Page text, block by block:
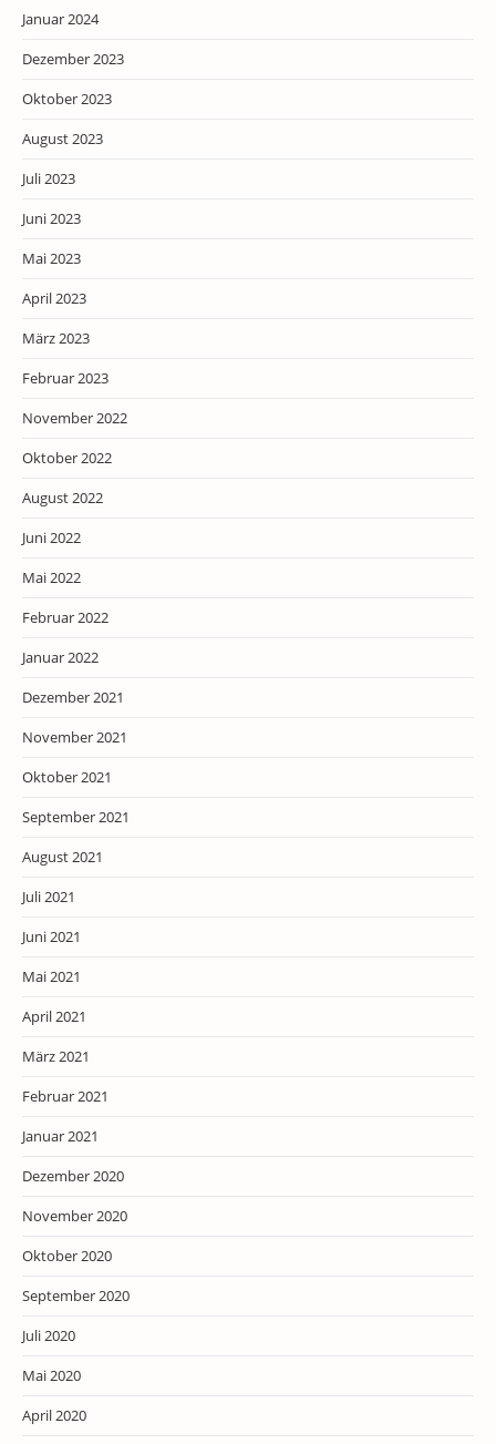
Januar 2024
Dezember 2023
Oktober 2023
August 2023
Juli 2023
Juni 2023
Mai 2023
April 2023
März 2023
Februar 2023
November 2022
Oktober 2022
August 2022
Juni 2022
Mai 2022
Februar 2022
Januar 2022
Dezember 2021
November 2021
Oktober 2021
September 2021
August 2021
Juli 2021
Juni 2021
Mai 2021
April 2021
März 2021
Februar 2021
Januar 2021
Dezember 2020
November 2020
Oktober 2020
September 2020
Juli 2020
Mai 2020
April 2020